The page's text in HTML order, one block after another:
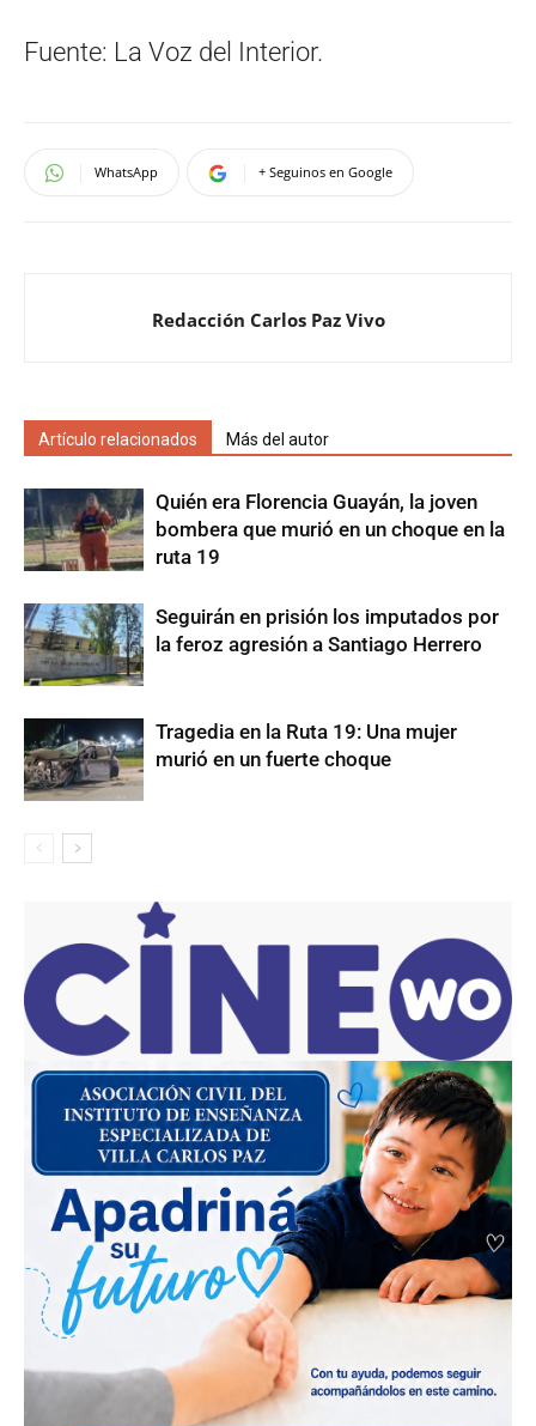
Fuente: La Voz del Interior.
WhatsApp + Seguinos en Google
Redacción Carlos Paz Vivo
Artículo relacionados Más del autor
Quién era Florencia Guayán, la joven
bombera que murió en un choque en la
ruta 19
Seguirán en prisión los imputados por
la feroz agresión a Santiago Herrero
Tragedia en la Ruta 19: Una mujer
murió en un fuerte choque